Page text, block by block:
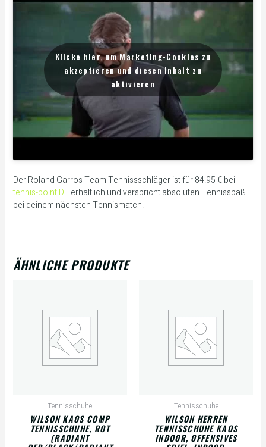
Klicke hier, um Marketing-Cookies zu
akzeptieren und diesen Inhalt zu
aktivieren
Der Roland Garros Team Tennissschläger ist für 84.95 € bei
tennis-point DEerhältlich und verspricht absoluten Tennisspaß
bei deinem nächsten Tennismatch.
ÄHNLICHE PRODUKTE
Tennisschuhe
WILSON KAOS COMP
TENNISSCHUHE, ROT
(RADIANT
Tennisschuhe
WILSON HERREN
TENNISSCHUHE KAOS
INDOOR, OFFENSIVES